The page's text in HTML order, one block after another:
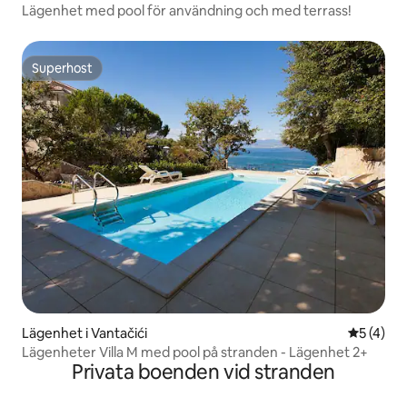
Lägenhet med pool för användning och med terrass!
Superhost
Superhost
Lägenhet i Vantačići 5 av 5 i
5 (4)
Lägenheter Villa M med pool på stranden - Lägenhet 2+
Privata boenden vid stranden